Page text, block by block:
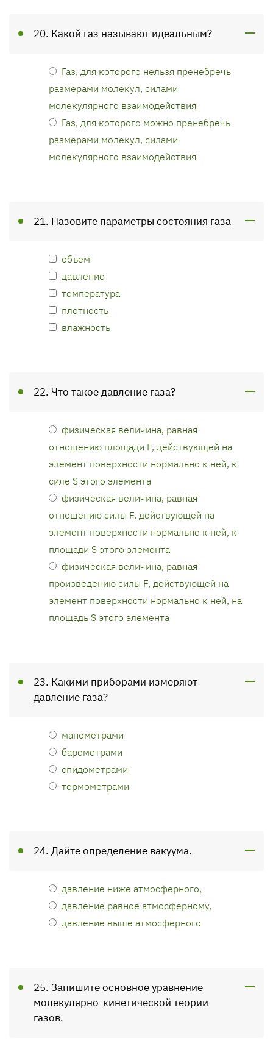
20. Какой газ называют идеальным?
Газ, для которого нельзя пренебречь
размерами молекул, силами
молекулярного взаимодействия
Газ, для которого можно пренебречь
размерами молекул, силами
молекулярного взаимодействия
21. Назовите параметры состояния газа
объем
давление
температура
плотность
влажность
22. Что такое давление газа?
физическая величина, равная
отношению площади F, действующей на
элемент поверхности нормально к ней, к
силе S этого элемента
физическая величина, равная
отношению силы F, действующей на
элемент поверхности нормально к ней, к
площади S этого элемента
физическая величина, равная
произведению силы F, действующей на
элемент поверхности нормально к ней, на
площадь S этого элемента
23. Какими приборами измеряют
давление газа?
манометрами
барометрами
спидометрами
термометрами
24. Дайте определение вакуума.
давление ниже атмосферного,
давление равное атмосферному,
давление выше атмосферного
25. Запишите основное уравнение
молекулярно-кинетической теории
газов.